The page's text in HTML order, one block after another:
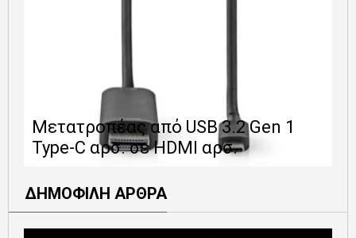
Μετατροπέας από USB 3.2 Gen 1
Type-C αρσ. σε HDMI αρσ.
ΔΗΜΟΦΙΛΗ ΑΡΘΡΑ